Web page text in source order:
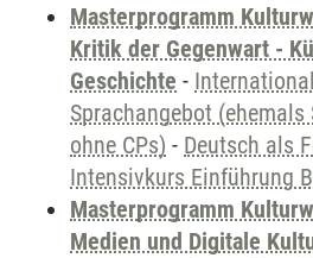
Masterprogramm
Kritik der Gegenwart -
Geschichte -
Sprachangebot (ehemals
ohne CPs) - Deutsch als
Intensivkurs Einführung
Masterprogramm
Medien und Digitale